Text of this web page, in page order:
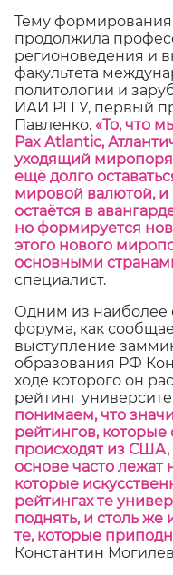
Тему
продолжила
регионоведения и
факультета
политологии и
ИАИ РГГУ, первый
Павленко. «То, что
Pax Аtlantic,
уходящий
ещё долго
мировой валютой, и
остаётся в
но формируется
этого нового
основными
специалист.
Одним из наиболее
форума, как
выступление
образования РФ
ходе которого он
рейтинг
понимаем, что
рейтингов, которые
происходят из
основе часто
которые
рейтингах те
поднять, и столь же
те, которые
Константин